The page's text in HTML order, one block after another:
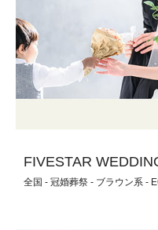
FIVESTAR
全国 - 冠婚葬祭 - ブラウン系 -